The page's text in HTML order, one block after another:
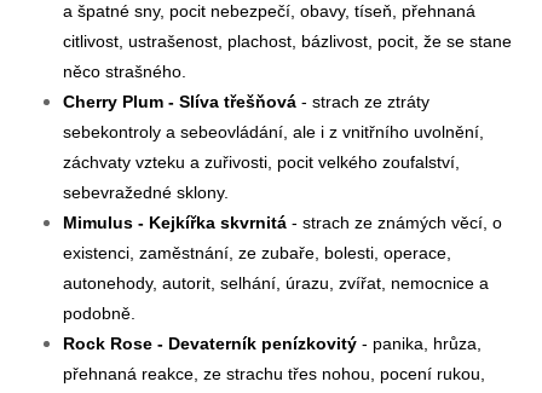
a špatné sny, pocit nebezpečí, obavy, tíseň, přehnaná
citlivost, ustrašenost, plachost, bázlivost, pocit, že se stane
něco strašného.
Cherry Plum - Slíva třešňová - strach ze ztráty
sebekontroly a sebeovládání, ale i z vnitřního uvolnění,
záchvaty vzteku a zuřivosti, pocit velkého zoufalství,
sebevražedné sklony.
Mimulus - Kejkířka skvrnitá - strach ze známých věcí, o
existenci, zaměstnání, ze zubaře, bolesti, operace,
autonehody, autorit, selhání, úrazu, zvířat, nemocnice a
podobně.
Rock Rose - Devaterník penízkovitý - panika, hrůza,
přehnaná reakce, ze strachu třes nohou, pocení rukou,